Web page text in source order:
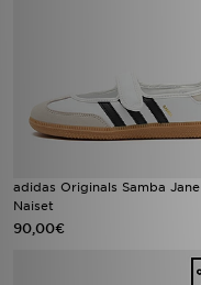
adidas Originals Samba Jane
Naiset
90,00€